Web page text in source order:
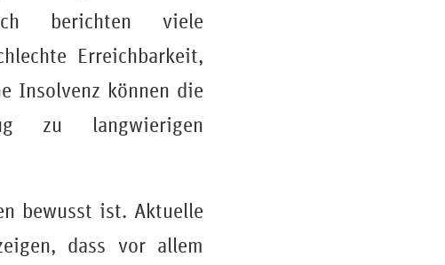
berichten viele
Erreichbarkeit,
Insolvenz können die
zu langwierigen
bewusst ist. Aktuelle
dass vor allem